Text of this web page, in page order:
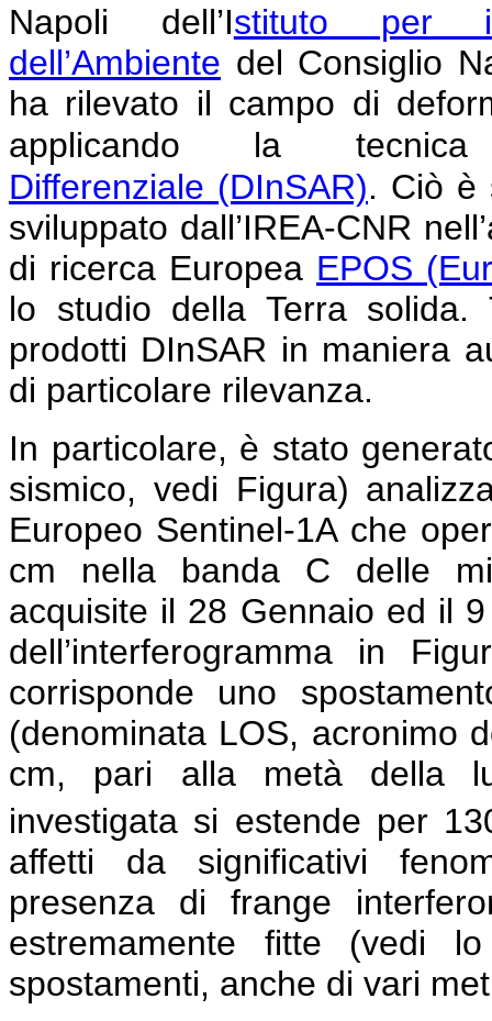
Napoli dell’Istituto per il
dell’Ambiente del Consiglio
ha rilevato il campo di
applicando la
Differenziale (DInSAR). Ciò è
sviluppato dall’IREA-CNR
di ricerca Europea EPOS
lo studio della Terra solida.
prodotti DInSAR in maniera
di particolare rilevanza.
In particolare, è stato
sismico, vedi Figura)
Europeo Sentinel-1A che
cm nella banda C delle
acquisite il 28 Gennaio ed il
dell’interferogramma in
corrisponde uno
(denominata LOS, acronimo
cm, pari alla metà della
investigata si estende per
affetti da significativi
presenza di frange
estremamente fitte (vedi
spostamenti, anche di vari